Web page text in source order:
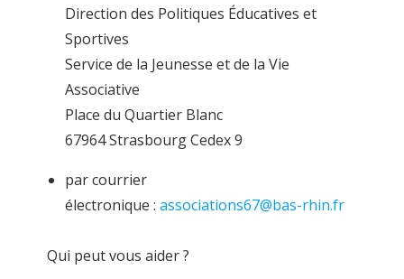
Direction des Politiques Éducatives et
Sportives
Service de la Jeunesse et de la Vie
Associative
Place du Quartier Blanc
67964 Strasbourg Cedex 9
par courrier
électronique : associations67@bas-rhin.fr
Qui peut vous aider ?